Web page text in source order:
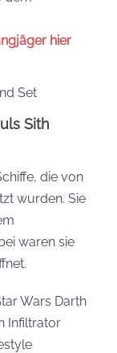
hier
Sith
die von
wurden. Sie
waren sie